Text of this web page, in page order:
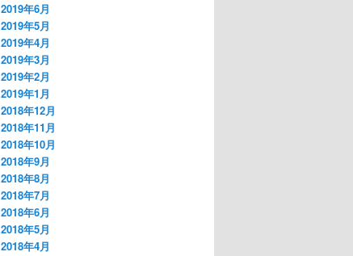
2019年6月
2019年5月
2019年4月
2019年3月
2019年2月
2019年1月
2018年12月
2018年11月
2018年10月
2018年9月
2018年8月
2018年7月
2018年6月
2018年5月
2018年4月